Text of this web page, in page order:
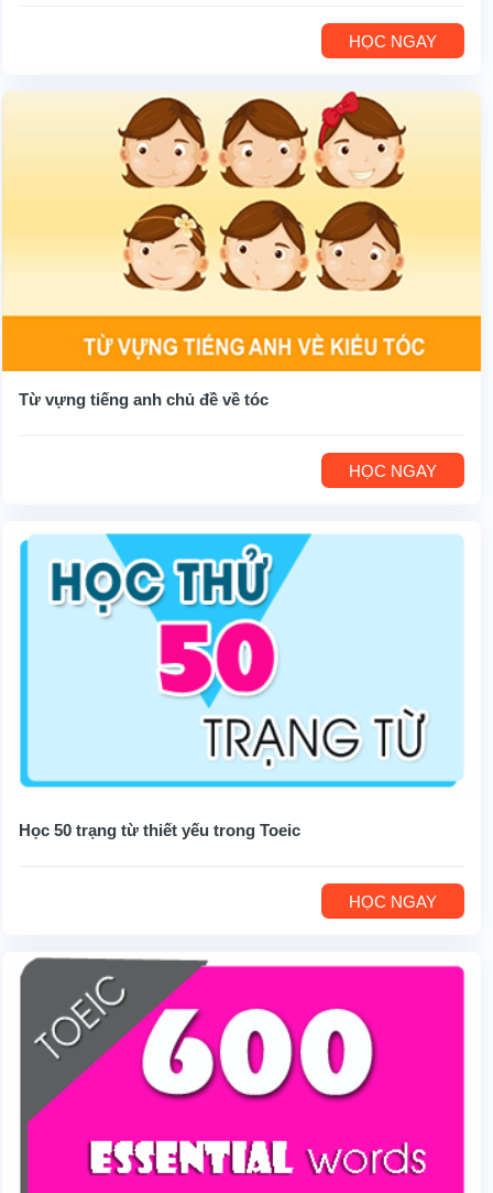
HỌC NGAY
Từ vựng tiếng anh chủ đề về tóc
HỌC NGAY
Học 50 trạng từ thiết yếu trong Toeic
HỌC NGAY